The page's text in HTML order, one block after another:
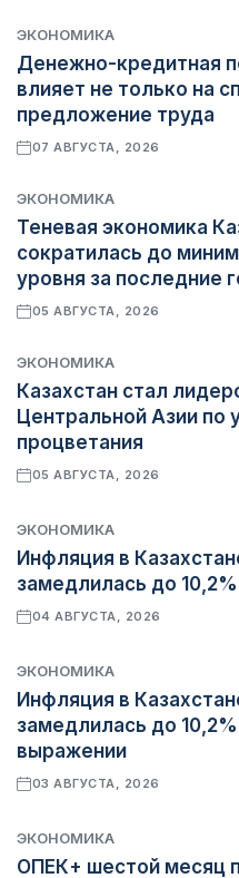
ЭКОНОМИКА
Денежно-кредитная
влияет не только на
предложение труда
07 АВГУСТА, 2026
ЭКОНОМИКА
Теневая экономика
сократилась до
уровня за последние
05 АВГУСТА, 2026
ЭКОНОМИКА
Казахстан стал
Центральной Азии по
процветания
05 АВГУСТА, 2026
ЭКОНОМИКА
Инфляция в
замедлилась до 10,2%
04 АВГУСТА, 2026
ЭКОНОМИКА
Инфляция в
замедлилась до
выражении
03 АВГУСТА, 2026
ЭКОНОМИКА
ОПЕК+ шестой месяц